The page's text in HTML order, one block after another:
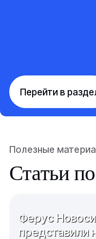
Перейти в
Полезные
Статьи
Ферус
представили